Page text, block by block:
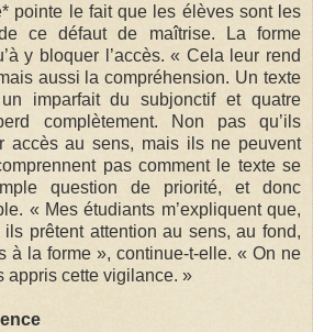
pointe le fait que les élèves sont les
ce défaut de maîtrise. La forme
y bloquer l’accès. « Cela leur rend
aussi la compréhension. Un texte
imparfait du subjonctif et quatre
complètement. Non pas qu’ils
accès au sens, mais ils ne peuvent
pas comment le texte se
question de priorité, et donc
« Mes étudiants m’expliquent que,
ils prêtent attention au sens, au fond,
à la forme », continue-t-elle. « On ne
appris cette vigilance. »